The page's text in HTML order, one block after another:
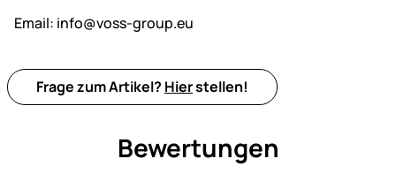
Email: info@voss-group.eu
Frage zum Artikel? Hierstellen!
Bewertungen